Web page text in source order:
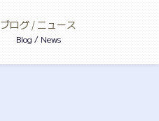
ブログ / ニュース
Blog / News